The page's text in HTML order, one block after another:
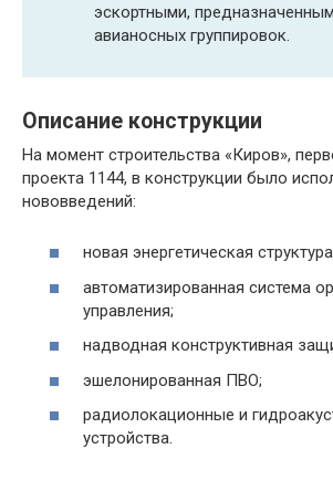
эскортными,
авианосных группировок.
Описание конструкции
На момент строительства «Киров»,
проекта 1144, в конструкции было
нововведений:
новая энергетическая
автоматизированная система
управления;
надводная конструктивная
эшелонированная ПВО;
радиолокационные и
устройства.